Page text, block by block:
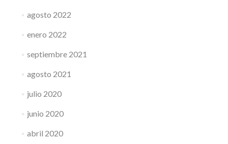
agosto 2022
enero 2022
septiembre 2021
agosto 2021
julio 2020
junio 2020
abril 2020